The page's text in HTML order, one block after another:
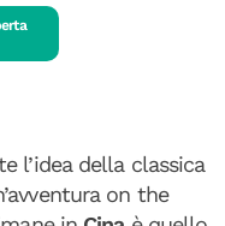
l’idea della classica
on the